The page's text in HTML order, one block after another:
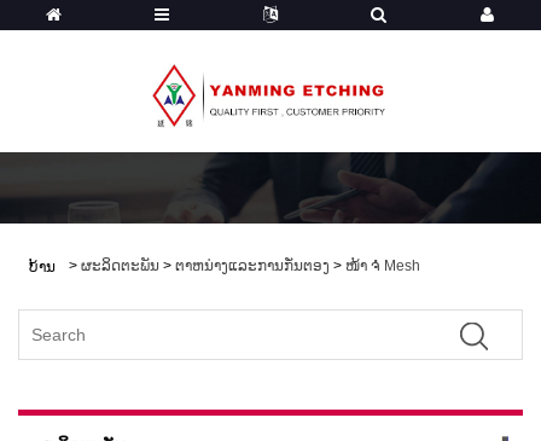
ບ້ານ > ຜະລິດຕະພັນ > ຕາຫນ່າງແລະການກັ່ນຕອງ > ໜ້າ ຈໍ Mesh